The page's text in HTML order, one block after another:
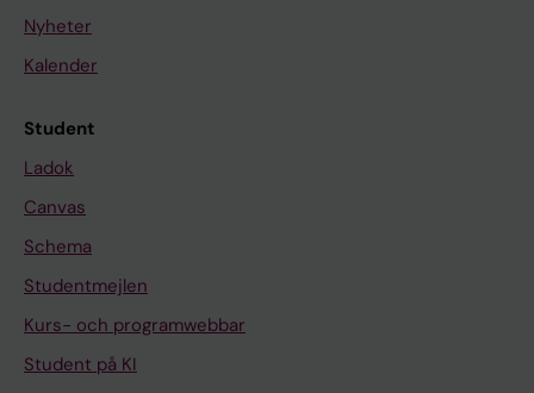
Nyheter
Kalender
Student
Ladok
Canvas
Schema
Studentmejlen
Kurs- och programwebbar
Student på KI